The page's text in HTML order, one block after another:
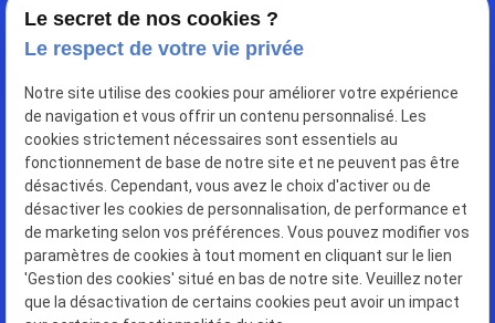
Le Four à Bois
Restaurant àVIRE-NORMANDIE
N° Siret : 83755071400013
Le secret de nos cookies ?
Le respect de votre vie privée
Notre site utilise des cookies pour améliorer votre expérience
de navigation et vous offrir un contenu personnalisé. Les
cookies strictement nécessaires sont essentiels au
fonctionnement de base de notre site et ne peuvent pas être
désactivés. Cependant, vous avez le choix d'activer ou de
désactiver les cookies de personnalisation, de performance et
de marketing selon vos préférences. Vous pouvez modifier vos
paramètres de cookies à tout moment en cliquant sur le lien
'Gestion des cookies' situé en bas de notre site. Veuillez noter
que la désactivation de certains cookies peut avoir un impact